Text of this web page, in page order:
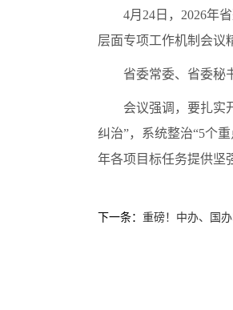
4月24日，2026年
层面专项工作机制会议
省委常委、省委秘
会议强调，要扎实
纠治”，系统整治“5个
年各项目标任务提供坚
下一条： 重磅！中办、国